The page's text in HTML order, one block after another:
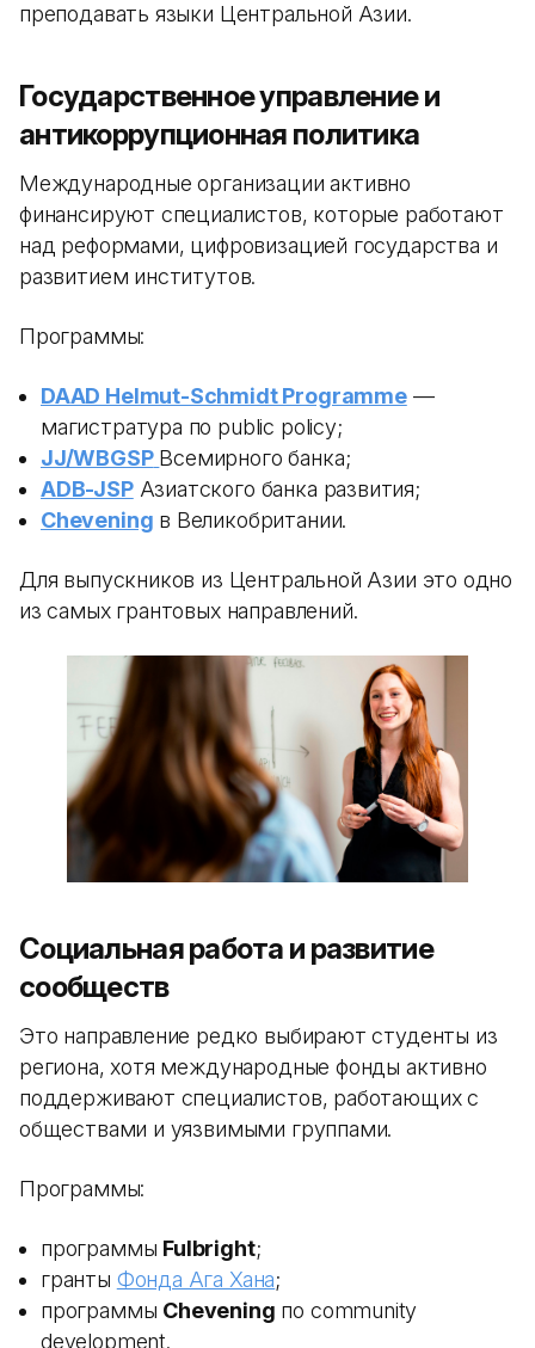
преподавать языки Центральной Азии.
Государственное управление и
антикоррупционная политика
Международные организации активно
финансируют специалистов, которые работают
над реформами, цифровизацией государства и
развитием институтов.
Программы:
DAAD Helmut-Schmidt Programme—
магистратура по public policy;
JJ/WBGSP Всемирного банка;
ADB-JSPАзиатского банка развития;
Chevening в Великобритании.
Для выпускников из Центральной Азии это одно
из самых грантовых направлений.
Социальная работа и развитие
сообществ
Это направление редко выбирают студенты из
региона, хотя международные фонды активно
поддерживают специалистов, работающих с
обществами и уязвимыми группами.
Программы:
программы Fulbright;
гранты Фонда Ага Хана;
программы Chevening по community
development.